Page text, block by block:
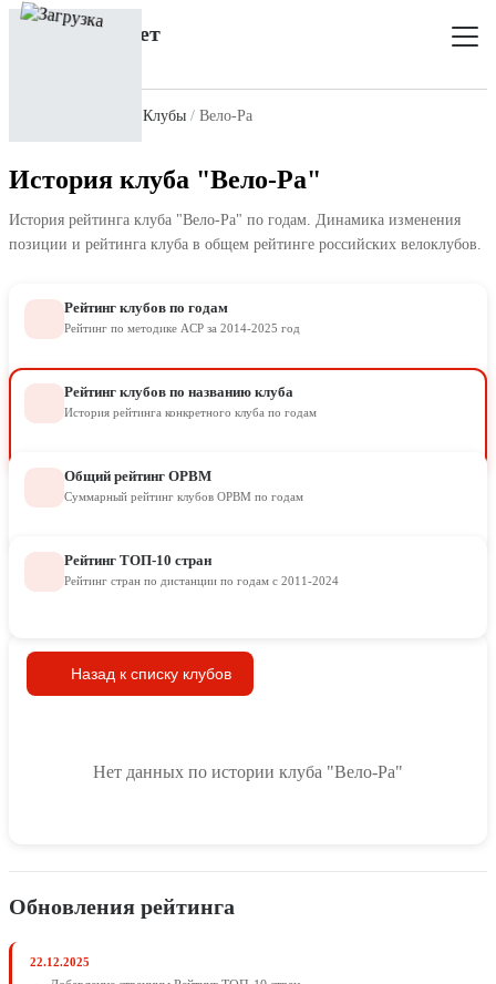
Клубы Вело-Ра
История клуба "Вело-Ра"
История рейтинга клуба "Вело-Ра" по годам. Динамика изменения
позиции и рейтинга клуба в общем рейтинге российских велоклубов.
Рейтинг клубов по годам
Рейтинг по методике ACP за 2014-2025 год
Рейтинг клубов по названию клуба
История рейтинга конкретного клуба по годам
Общий рейтинг ОРВМ
Суммарный рейтинг клубов ОРВМ по годам
Рейтинг ТОП-10 стран
Рейтинг стран по дистанции по годам с 2011-2024
Назад к списку клубов
Нет данных по истории клуба "Вело-Ра"
Обновления рейтинга
22.12.2025